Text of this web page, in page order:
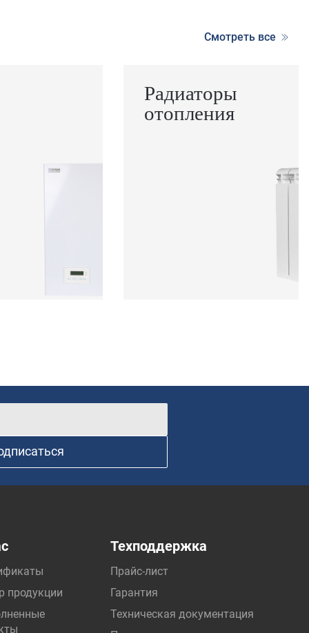
Смотреть все
Радиаторы
отопления
продукции
Техподдержка
Прайс-лист
Гарантия
Техническая документация